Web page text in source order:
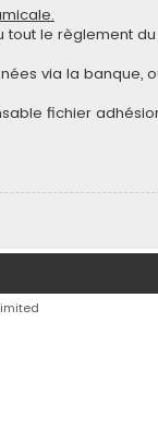
le règlement
via la banque,
fichier